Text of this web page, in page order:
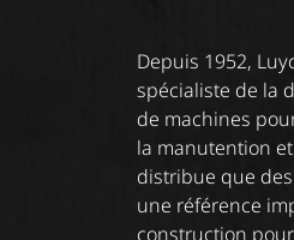
Depuis 1952,
spécialiste de la
de machines
la manutention
distribue que
une référence
construction